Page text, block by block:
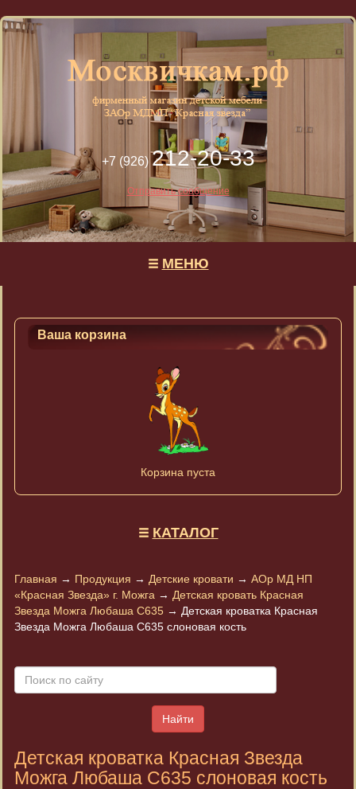
+7 (926) 212-20-33
Отправить сообщение
МЕНЮ
Ваша корзина
Корзина пуста
КАТАЛОГ
Главная → Продукция → Детские кровати → АОр МД НП
«Красная Звезда» г. Можга → Детская кровать Красная
Звезда Можга Любаша C635 → Детская кроватка Красная
Звезда Можга Любаша C635 слоновая кость
Найти
Детская кроватка Красная Звезда
Можга Любаша C635 слоновая кость